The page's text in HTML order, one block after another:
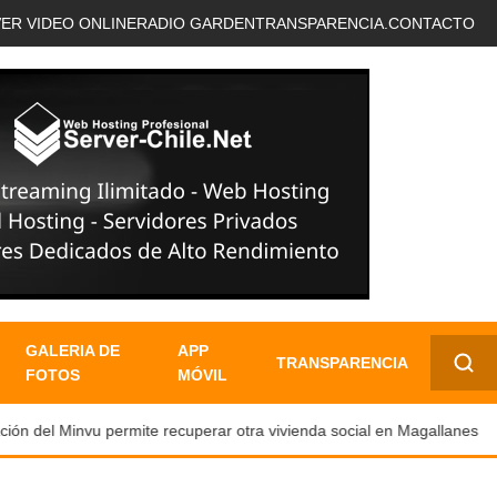
VIDEO ONLINERADIO GARDENTRANSPARENCIA. CONTACTO
GALERIA DE
FOTOS
APP
MÓVIL
TRANSPARENCIA
✕
del Minvu permite recuperar otra vivienda social en Magallanes